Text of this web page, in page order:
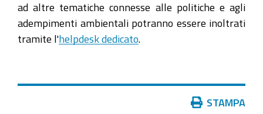
ad altre tematiche connesse alle politiche e agli
adempimenti ambientali potranno essere inoltrati
tramite l'helpdesk dedicato
STAMPA